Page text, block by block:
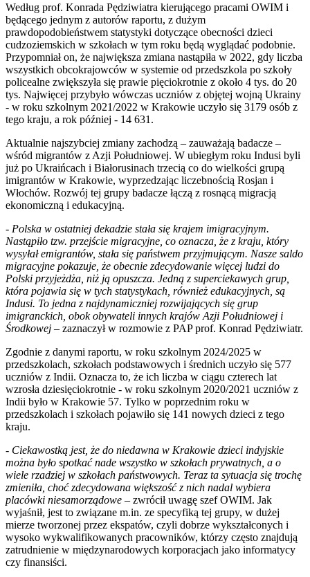
Według prof. Konrada Pędziwiatra kierującego pracami OWIM i
będącego jednym z autorów raportu, z dużym
prawdopodobieństwem statystyki dotyczące obecności dzieci
cudzoziemskich w szkołach w tym roku będą wyglądać podobnie.
Przypomniał on, że największa zmiana nastąpiła w 2022, gdy liczba
wszystkich obcokrajowców w systemie od przedszkola po szkoły
policealne zwiększyła się prawie pięciokrotnie z około 4 tys. do 20
tys. Najwięcej przybyło wówczas uczniów z objętej wojną Ukrainy
- w roku szkolnym 2021/2022 w Krakowie uczyło się 3179 osób z
tego kraju, a rok później - 14 631.
Aktualnie najszybciej zmiany zachodzą – zauważają badacze –
wśród migrantów z Azji Południowej. W ubiegłym roku Indusi byli
już po Ukraińcach i Białorusinach trzecią co do wielkości grupą
imigrantów w Krakowie, wyprzedzając liczebnością Rosjan i
Włochów. Rozwój tej grupy badacze łączą z rosnącą migracją
ekonomiczną i edukacyjną.
- Polska w ostatniej dekadzie stała się krajem imigracyjnym.
Nastąpiło tzw. przejście migracyjne, co oznacza, że z kraju, który
wysyłał emigrantów, stała się państwem przyjmującym. Nasze saldo
migracyjne pokazuje, że obecnie zdecydowanie więcej ludzi do
Polski przyjeżdża, niż ją opuszcza. Jedną z superciekawych grup,
która pojawia się w tych statystykach, również edukacyjnych, są
Indusi. To jedna z najdynamiczniej rozwijających się grup
imigranckich, obok obywateli innych krajów Azji Południowej i
Środkowej – zaznaczył w rozmowie z PAP prof. Konrad Pędziwiatr.
Zgodnie z danymi raportu, w roku szkolnym 2024/2025 w
przedszkolach, szkołach podstawowych i średnich uczyło się 577
uczniów z Indii. Oznacza to, że ich liczba w ciągu czterech lat
wzrosła dziesięciokrotnie - w roku szkolnym 2020/2021 uczniów z
Indii było w Krakowie 57. Tylko w poprzednim roku w
przedszkolach i szkołach pojawiło się 141 nowych dzieci z tego
kraju.
- Ciekawostką jest, że do niedawna w Krakowie dzieci indyjskie
można było spotkać nade wszystko w szkołach prywatnych, a o
wiele rzadziej w szkołach państwowych. Teraz ta sytuacja się trochę
zmieniła, choć zdecydowana większość z nich nadal wybiera
placówki niesamorządowe – zwrócił uwagę szef OWIM. Jak
wyjaśnił, jest to związane m.in. ze specyfiką tej grupy, w dużej
mierze tworzonej przez ekspatów, czyli dobrze wykształconych i
wysoko wykwalifikowanych pracowników, którzy często znajdują
zatrudnienie w międzynarodowych korporacjach jako informatycy
czy finansiści.